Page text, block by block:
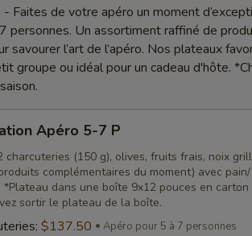
Faites de votre apéro un moment
personnes. Un assortiment raffiné de
savourer l’art de l’apéro. Nos plateaux
groupe ou idéal pour un cadeau d'hôte.
Apéro 5-7 P
charcuteries (150 g), olives, fruits frais, noix
complémentaires du moment) avec pain/
dans une boîte 9x12 pouces en carton
sortir le plateau de la boîte.
$137.50 Apéro pour 5 à 7 personnes